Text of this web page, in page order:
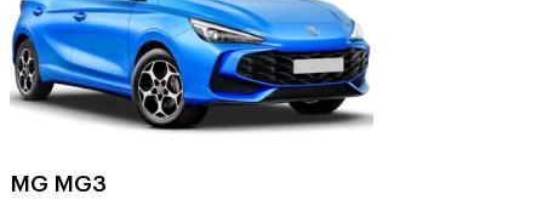
MG MG3